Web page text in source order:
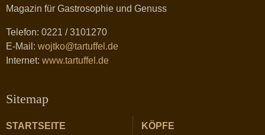
Magazin für Gastrosophie und Genuss
Telefon: 0221 / 3101270
E-Mail: wojtko@tartuffel.de
Internet: www.tartuffel.de
Sitemap
STARTSEITE KÖPFE